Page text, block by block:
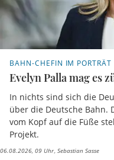
BAHN-CHEFIN IM PORTRÄT
Evelyn Palla mag es
In nichts sind sich die
über die Deutsche Bahn.
vom Kopf auf die Füße
Projekt.
06.08.2026, 09 Uhr Sebastian Sasse